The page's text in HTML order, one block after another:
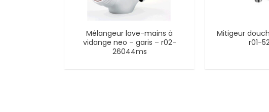
Mélangeur lave-mains à
vidange neo – garis – r02-
26044ms
Mitigeur
r01-